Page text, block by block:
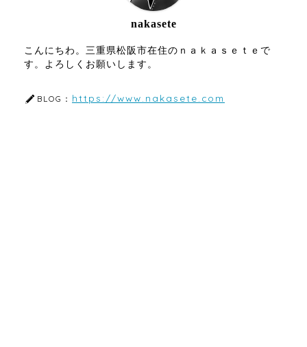
nakasete
こんにちわ。三重県松阪市在住のｎａｋａｓｅｔｅで
す。よろしくお願いします。
BLOG： https://www.nakasete.com